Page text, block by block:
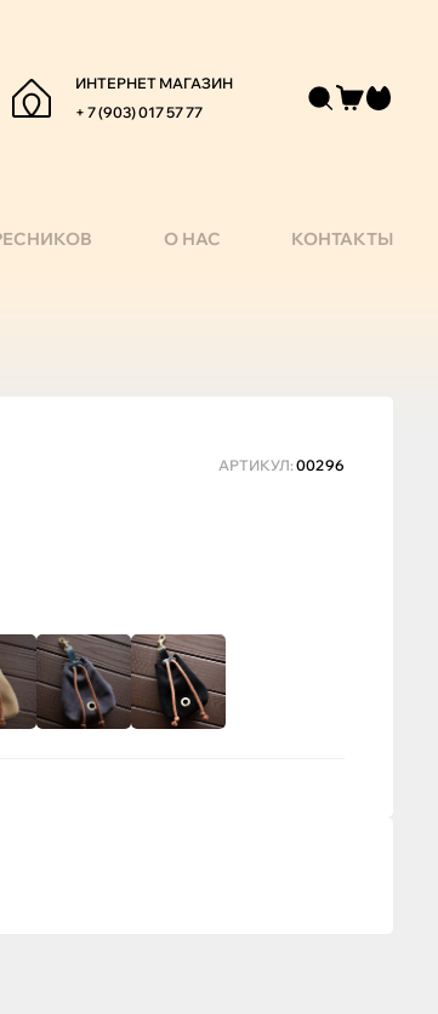
ИНТЕРНЕТ МАГАЗИН
+ 7 (903) 017 57 77
О НАС КОНТАКТЫ
АРТИКУЛ: 00296